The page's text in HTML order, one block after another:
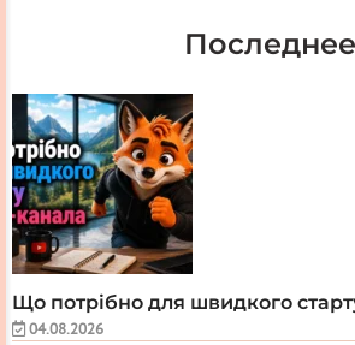
Последнее
Що потрібно для швидкого
04.08.2026